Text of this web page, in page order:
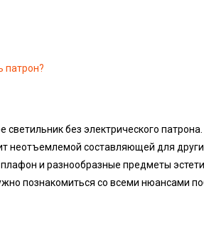
патрон?
светильник без электрического
неотъемлемой составляющей для
и разнообразные предметы
познакомиться со всеми нюансами